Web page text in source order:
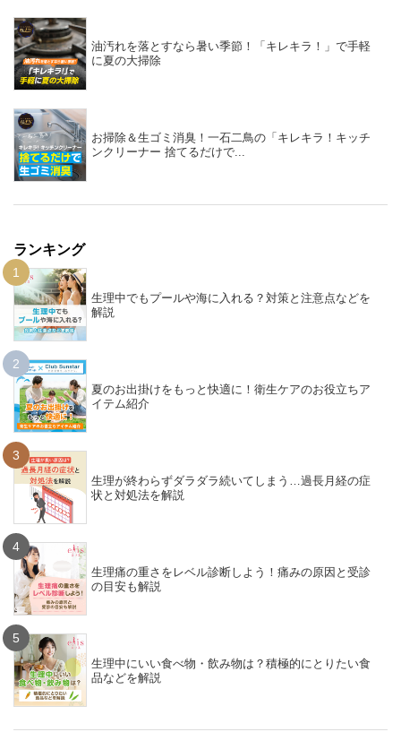
油汚れを落とすなら暑い季節！「キレキラ！」で手軽
に夏の大掃除
お掃除＆生ゴミ消臭！一石二鳥の「キレキラ！キッチ
ンクリーナー 捨てるだけで...
ランキング
1
生理中でもプールや海に入れる？対策と注意点などを
解説
2
夏のお出掛けをもっと快適に！衛生ケアのお役立ちア
イテム紹介
3
生理が終わらずダラダラ続いてしまう…過長月経の症
状と対処法を解説
4
生理痛の重さをレベル診断しよう！痛みの原因と受診
の目安も解説
5
生理中にいい食べ物・飲み物は？積極的にとりたい食
品などを解説